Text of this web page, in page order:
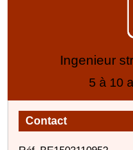
Ingenieur
5 à 10
Contact